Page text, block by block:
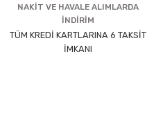
NAKİT VE HAVALE ALIMLARDA
İNDİRİM
TÜM KREDİ KARTLARINA 6 TAKSİT
İMKANI